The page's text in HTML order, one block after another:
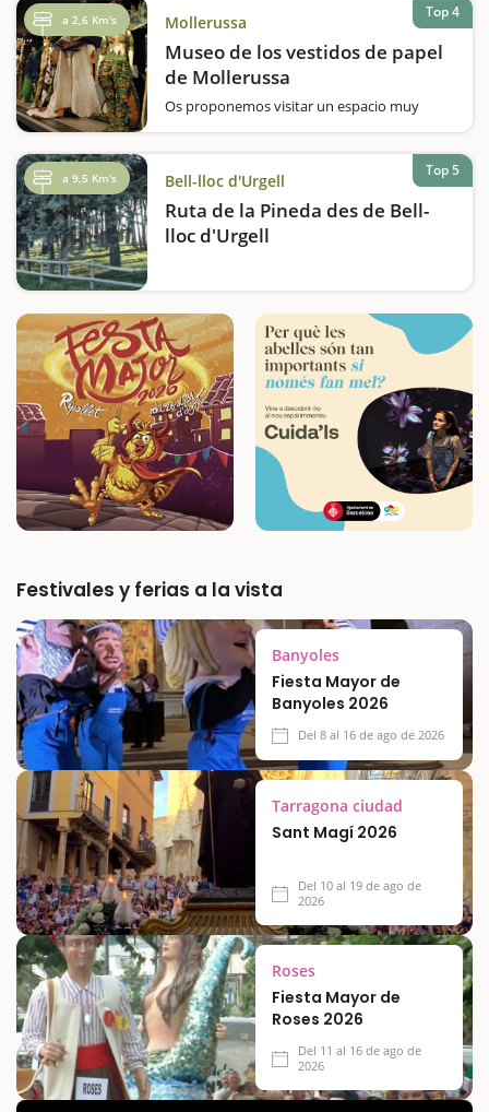
a 2,6 Km's Mollerussa
Museo de los vestidos de papel
de Mollerussa
Os proponemos visitar un espacio muy
principales singularidades de la capital del
Pla d'Urgell. En familia podremos ver más de
ochenta vestidos hechos…
Top 4
a 9,5 Km's Bell-lloc d'Urgell
Ruta de la Pineda des de Bell-
lloc d'Urgell
Top 5
Festivales y ferias a la vista
Banyoles
Fiesta Mayor de
Banyoles 2026
Del 8 al 16 de ago de 2026
Tarragona ciudad
Sant Magí 2026
Del 10 al 19 de ago de
2026
Roses
Fiesta Mayor de
Roses 2026
Del 11 al 16 de ago de
2026